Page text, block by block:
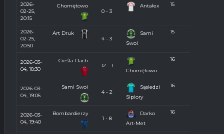
2026-
02-25,
20:15
Chomętowo
0 - 3
Antałex 15
2026-
02-25,
20:50
Art Druk
4 - 3
Sami
Swoi
15
2026-03-
04, 18:30
Cieśla Dach
12 - 1
Chomętowo
16
2026-03-
04, 19:05
Sami Swoi
4 - 2
Sąsiedzi
Sipiory
16
2026-03-
04, 19:40
Bombardierzy
1 - 8
Darko
Art-Met
16